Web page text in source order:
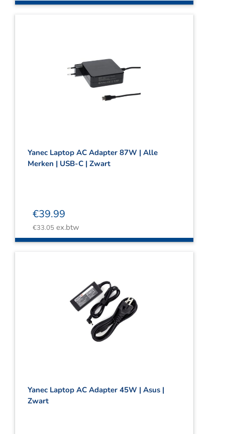
Yanec Laptop AC Adapter 87W | Alle
Merken | USB-C | Zwart
€39.99
€33.05 ex.btw
Yanec Laptop AC Adapter 45W | Asus |
Zwart